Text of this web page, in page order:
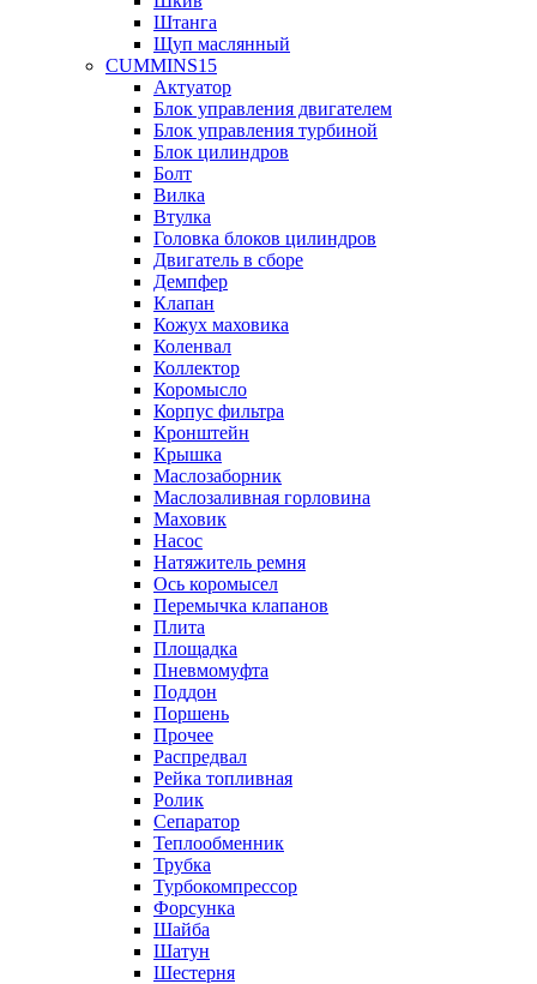
Штанга
Щуп маслянный
CUMMINS15
Актуатор
Блок управления двигателем
Блок управления турбиной
Блок цилиндров
Болт
Вилка
Втулка
Головка блоков цилиндров
Двигатель в сборе
Демпфер
Клапан
Кожух маховика
Коленвал
Коллектор
Коромысло
Корпус фильтра
Кронштейн
Крышка
Маслозаборник
Маслозаливная горловина
Маховик
Насос
Натяжитель ремня
Ось коромысел
Перемычка клапанов
Плита
Площадка
Пневмомуфта
Поддон
Поршень
Прочее
Распредвал
Рейка топливная
Ролик
Сепаратор
Теплообменник
Трубка
Турбокомпрессор
Форсунка
Шайба
Шатун
Шестерня